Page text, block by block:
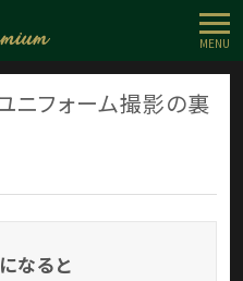
MENU
ニフォーム撮影の裏
なると